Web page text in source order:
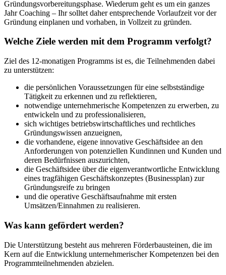
Gründungsvorbereitungsphase. Wiederum geht es um ein ganzes
Jahr Coaching – Ihr solltet daher entsprechende Vorlaufzeit vor der
Gründung einplanen und vorhaben, in Vollzeit zu gründen.
Welche Ziele werden mit dem Programm verfolgt?
Ziel des 12-monatigen Programms ist es, die Teilnehmenden dabei
zu unterstützen:
die persönlichen Voraussetzungen für eine selbstständige
Tätigkeit zu erkennen und zu reflektieren,
notwendige unternehmerische Kompetenzen zu erwerben, zu
entwickeln und zu professionalisieren,
sich wichtiges betriebswirtschaftliches und rechtliches
Gründungswissen anzueignen,
die vorhandene, eigene innovative Geschäftsidee an den
Anforderungen von potenziellen Kundinnen und Kunden und
deren Bedürfnissen auszurichten,
die Geschäftsidee über die eigenverantwortliche Entwicklung
eines tragfähigen Geschäftskonzeptes (Businessplan) zur
Gründungsreife zu bringen
und die operative Geschäftsaufnahme mit ersten
Umsätzen/Einnahmen zu realisieren.
Was kann gefördert werden?
Die Unterstützung besteht aus mehreren Förderbausteinen, die im
Kern auf die Entwicklung unternehmerischer Kompetenzen bei den
Programmteilnehmenden abzielen.